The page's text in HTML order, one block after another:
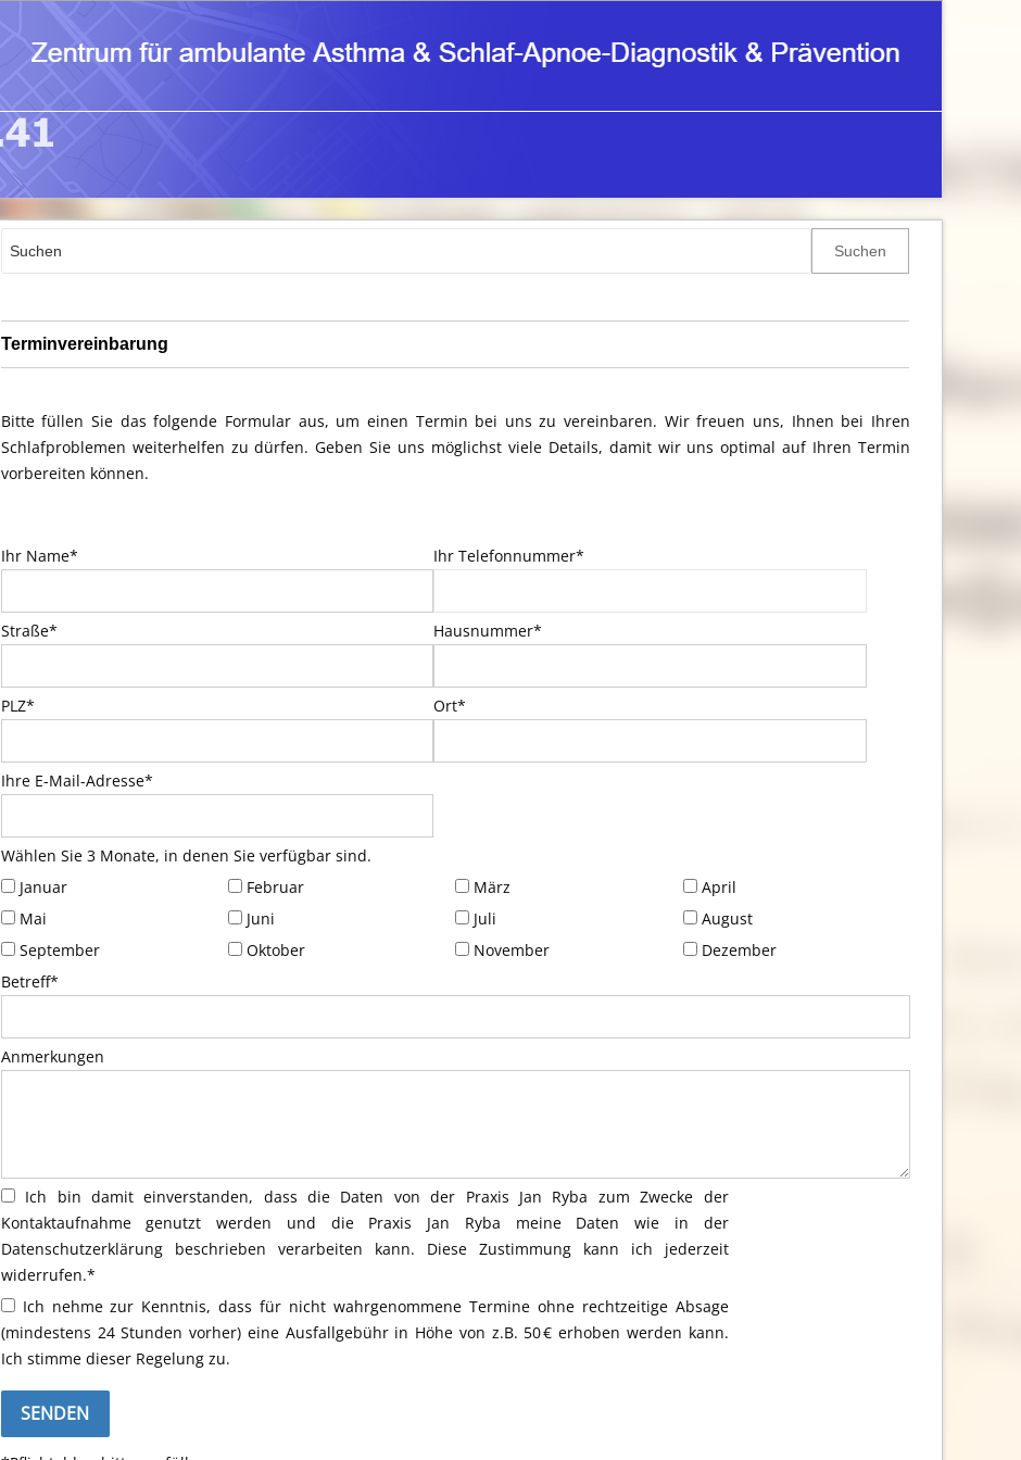
Terminvereinbarung
Bitte füllen Sie das folgende Formular aus, um einen Termin bei uns zu vereinbaren. Wir freuen uns, Ihnen bei Ihren
Schlafproblemen weiterhelfen zu dürfen. Geben Sie uns möglichst viele Details, damit wir uns optimal auf Ihren Termin
vorbereiten können.
Ihr Name* Ihr Telefonnummer*
Straße* Hausnummer*
PLZ* Ort*
Ihre E-Mail-Adresse*
Wählen Sie 3 Monate, in denen Sie verfügbar sind.
Januar
Februar März
April
Mai
Juni Juli
August
September
Oktober November
Dezember
Betreff*
Anmerkungen
Ich bin damit einverstanden, dass die Daten von der Praxis Jan Ryba zum Zwecke der
Kontaktaufnahme genutzt werden und die Praxis Jan Ryba meine Daten wie in der
Datenschutzerklärung beschrieben verarbeiten kann. Diese Zustimmung kann ich jederzeit
widerrufen.*
Ich nehme zur Kenntnis, dass für nicht wahrgenommene Termine ohne rechtzeitige Absage
(mindestens 24 Stunden vorher) eine Ausfallgebühr in Höhe von z.B. 50 € erhoben werden kann.
Ich stimme dieser Regelung zu.